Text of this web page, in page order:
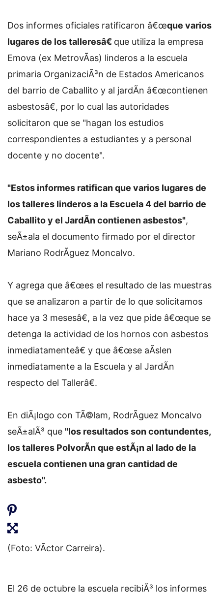
Dos informes oficiales ratificaron â€œque varios
lugares de los talleresâ€ que utiliza la empresa
Emova (ex MetrovÃ­as) linderos a la escuela
primaria OrganizaciÃ³n de Estados Americanos
del barrio de Caballito y al jardÃ­n â€œcontienen
asbestosâ€, por lo cual las autoridades
solicitaron que se "hagan los estudios
correspondientes a estudiantes y a personal
docente y no docente".
"Estos informes ratifican que varios lugares de
los talleres linderos a la Escuela 4 del barrio de
Caballito y el JardÃ­n contienen asbestos",
seÃ±ala el documento firmado por el director
Mariano RodrÃ­guez Moncalvo.
Y agrega que â€œes el resultado de las muestras
que se analizaron a partir de lo que solicitamos
hace ya 3 mesesâ€, a la vez que pide â€œque se
detenga la actividad de los hornos con asbestos
inmediatamenteâ€ y que â€œse aÃ­slen
inmediatamente a la Escuela y al JardÃ­n
respecto del Tallerâ€.
En diÃ¡logo con TÃ©lam, RodrÃ­guez Moncalvo
seÃ±alÃ³ que "los resultados son contundentes,
los talleres PolvorÃ­n que estÃ¡n al lado de la
escuela contienen una gran cantidad de
asbesto".
(Foto: VÃ­ctor Carreira).
El 26 de octubre la escuela recibiÃ³ los informes